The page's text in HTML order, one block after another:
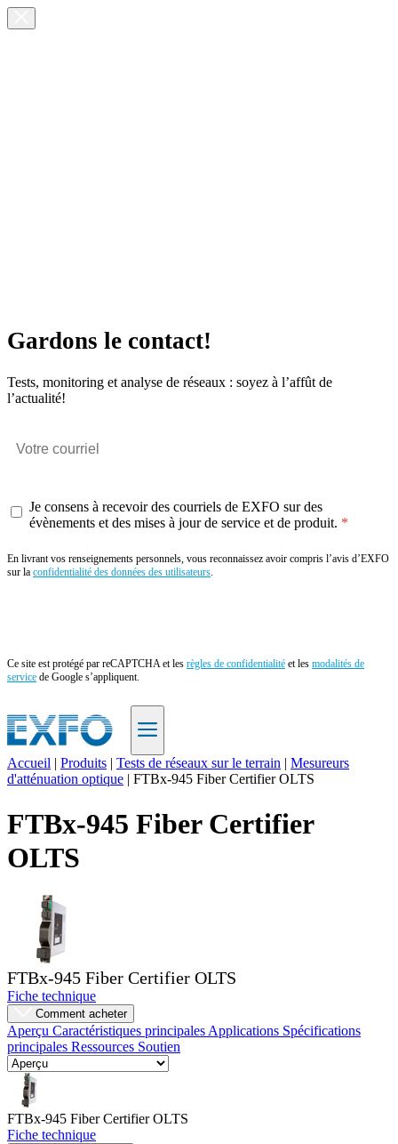
Gardons le contact!
Tests, monitoring et analyse de réseaux : soyez à l’affût de
l’actualité!
Je consens à recevoir des courriels de EXFO sur des
évènements et des mises à jour de service et de produit.
En livrant vos renseignements personnels, vous reconnaissez avoir compris l’avis d’EXFO
sur la confidentialité des données des utilisateurs.
Ce site est protégé par reCAPTCHA et les règles de confidentialité et les modalités de
service de Google s’appliquent.
FR
Produits
Solutions
Soutien
Acheter
Ressources
Contactez-
nous
S'enregistrer
Se
connecter
Entreprise
Emploi
Partenaires
Fournisseurs
Accueil | Produits | Tests de réseaux sur le terrain | Mesureurs
d'atténuation optique | FTBx-945 Fiber Certifier OLTS
FTBx-945 Fiber Certifier
OLTS
FTBx-945 Fiber Certifier OLTS
Fiche technique
Comment acheter
Aperçu Caractéristiques principales Applications Spécifications
principales Ressources Soutien
FTBx-945 Fiber Certifier OLTS
Fiche technique